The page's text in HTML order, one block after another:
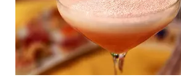
Apéritif
Vi tilbyr flere ukentlige
kan fritt velge hvilke du
tilsendt.